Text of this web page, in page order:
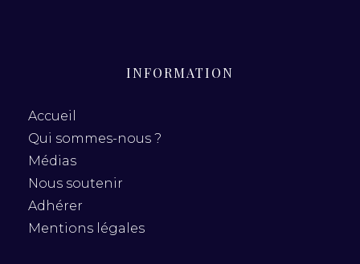
INFORMATION
Accueil
Qui sommes-nous ?
Médias
Nous soutenir
Adhérer
Mentions légales